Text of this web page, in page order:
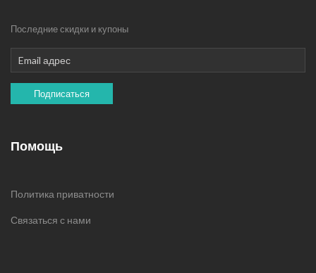
Последние скидки и купоны
Подписаться
Помощь
Политика приватности
Связаться с нами